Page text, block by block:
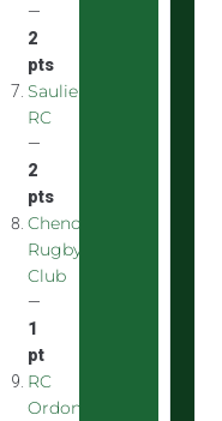
—
2
pts
Saulieu
RC
—
2
pts
Chenove
Rugby
Club
—
1
pt
RC
Ordon